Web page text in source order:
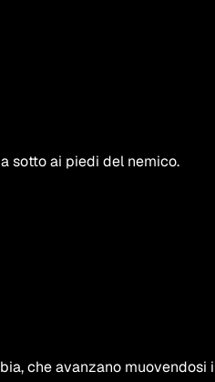
sotto ai piedi del nemico.
che avanzano muovendosi